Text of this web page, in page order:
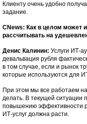
Клиенту очень удобно
задание.
CNews: Как в целом может
рассчитывать на
Денис Калинин: Услуги ИТ-
девальвация рубля
в том случае, если и рынок
которые используются для
При этом мы все работаем
делать. В текущей ситуации
повышению эффективности
ИТ-услуг должна расти.